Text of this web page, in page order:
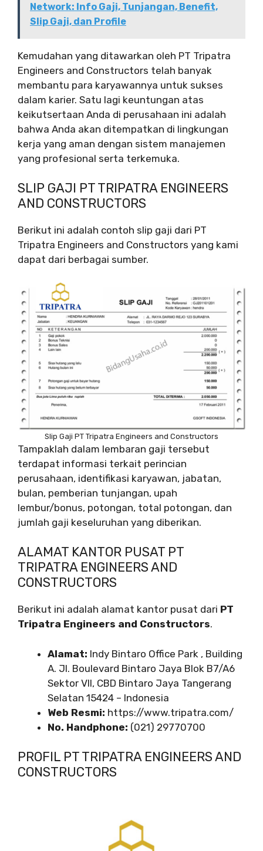
Network: Info Gaji, Tunjangan, Benefit,
Slip Gaji, dan Profile
Kemudahan yang ditawarkan oleh PT Tripatra
Engineers and Constructors telah banyak
membantu para karyawannya untuk sukses
dalam karier. Satu lagi keuntungan atas
keikutsertaan Anda di perusahaan ini adalah
bahwa Anda akan ditempatkan di lingkungan
kerja yang aman dengan sistem manajemen
yang profesional serta terkemuka.
SLIP GAJI PT TRIPATRA ENGINEERS
AND CONSTRUCTORS
Berikut ini adalah contoh slip gaji dari PT
Tripatra Engineers and Constructors yang kami
dapat dari berbagai sumber.
Slip Gaji PT Tripatra Engineers and Constructors
Tampaklah dalam lembaran gaji tersebut
terdapat informasi terkait perincian
perusahaan, identifikasi karyawan, jabatan,
bulan, pemberian tunjangan, upah
lembur/bonus, potongan, total potongan, dan
jumlah gaji keseluruhan yang diberikan.
ALAMAT KANTOR PUSAT PT
TRIPATRA ENGINEERS AND
CONSTRUCTORS
Berikut ini adalah alamat kantor pusat dari PT
Tripatra Engineers and Constructors.
Alamat: Indy Bintaro Office Park , Building
A. Jl. Boulevard Bintaro Jaya Blok B7/A6
Sektor VII, CBD Bintaro Jaya Tangerang
Selatan 15424 – Indonesia
Web Resmi: https://www.tripatra.com/
No. Handphone: (021) 29770700
PROFIL PT TRIPATRA ENGINEERS AND
CONSTRUCTORS